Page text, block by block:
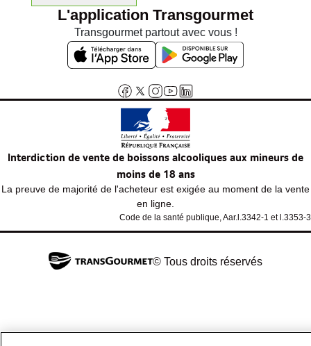
L'application Transgourmet
Transgourmet partout avec vous !
Interdiction de vente de boissons alcooliques aux mineurs de
moins de 18 ans
La preuve de majorité de l'acheteur est exigée au moment de la vente
en ligne.
Code de la santé publique, Aar.l.3342-1 et l.3353-3
© Tous droits réservés